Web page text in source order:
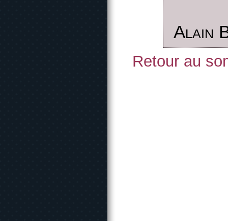
Alain
Retour au